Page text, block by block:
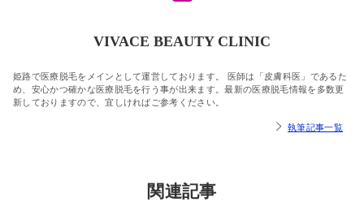
VIVACE BEAUTY CLINIC
姫路で医療脱毛をメインとして運営しております。 医師は「皮膚科医」であるた
め、安心かつ確かな医療脱毛を行う事が出来ます。最新の医療脱毛情報を多数更
新しておりますので、宜しければご参考ください。
執筆記事一覧
関連記事